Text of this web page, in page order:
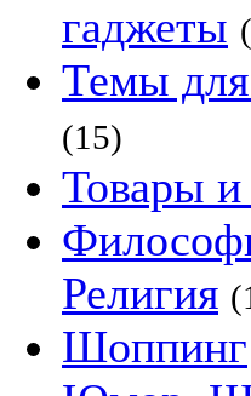
гаджеты
Темы
(15)
Товары и
Религия
Шоппинг